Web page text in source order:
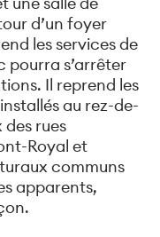
d’un foyer
les services de
pourra s’arrêter
Il reprend les
au rez-de-
rues
Royal et
communs
apparents,